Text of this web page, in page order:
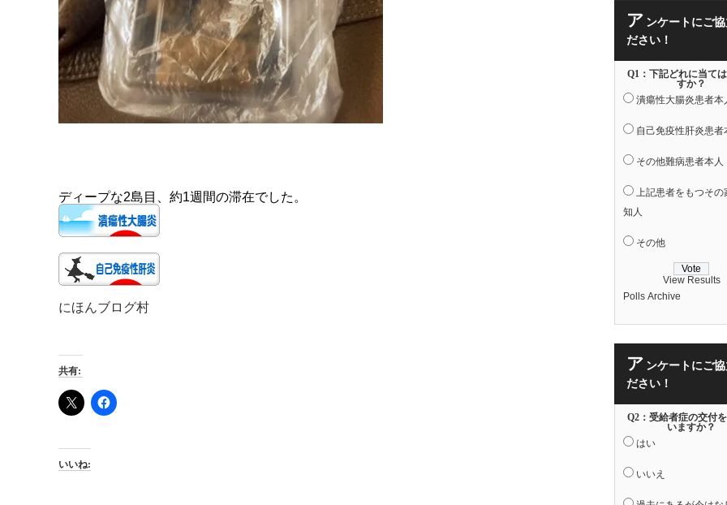
ディープな2島目、約1週間の滞在でした。
にほんブログ村
共有:
いいね:
ア ンケートにご
ださい！
Q1：下記どれに当て
すか？
潰瘍性大腸炎患者本
自己免疫性肝炎患者
その他難病患者本人
上記患者をもつその
知人
その他
View Results
Polls Archive
ア ンケートにご
ださい！
Q2：受給者症の交付
いますか？
はい
いいえ